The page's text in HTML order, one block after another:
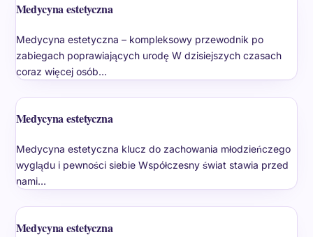
Medycyna estetyczna
Medycyna estetyczna – kompleksowy przewodnik po
zabiegach poprawiających urodę W dzisiejszych czasach
coraz więcej osób…
Medycyna estetyczna
Medycyna estetyczna klucz do zachowania młodzieńczego
wyglądu i pewności siebie Współczesny świat stawia przed
nami…
Medycyna estetyczna